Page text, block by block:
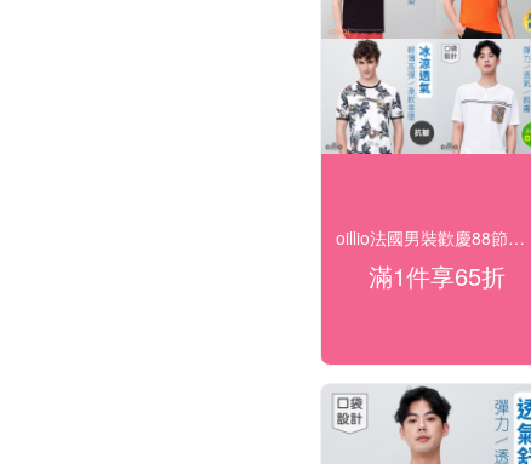
oillio法國男裝歡慶88節限時65折，送好禮
滿1件享65折